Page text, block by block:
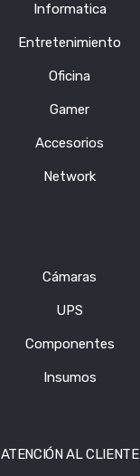
Informatica
Entretenimiento
Oficina
Gamer
Accesorios
Network
Cámaras
UPS
Componentes
Insumos
ATENCIÓN AL CLIENTE